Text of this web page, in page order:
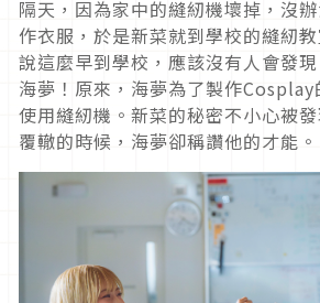
隔天，因為家中的縫紉機壞掉，沒
作衣服，於是新菜就到學校的縫紉
說這麼早到學校，應該沒有人會發
海夢！原來，海夢為了製作Cosplay
使用縫紉機。新菜的秘密不小心被
覆轍的時候，海夢卻稱讚他的才能。